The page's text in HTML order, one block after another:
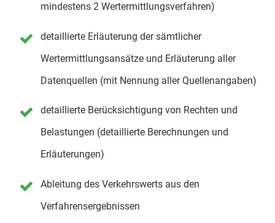
mindestens 2 Wertermittlungsverfahren)
detaillierte Erläuterung der sämtlicher
Wertermittlungsansätze und Erläuterung aller
Datenquellen (mit Nennung aller Quellenangaben)
detaillierte Berücksichtigung von Rechten und
Belastungen (detaillierte Berechnungen und
Erläuterungen)
Ableitung des Verkehrswerts aus den
Verfahrensergebnissen